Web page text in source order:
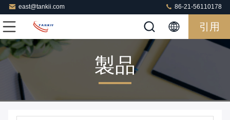
east@tankii.com 86-21-56110178
引用
製品